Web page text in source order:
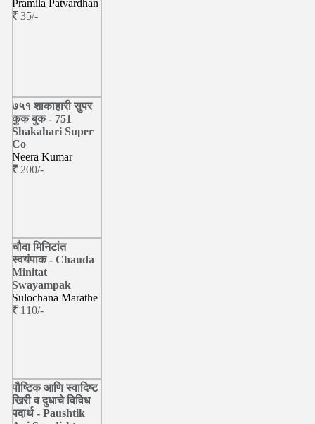
Pramila Patvardhan
35/-
७५१ शाकाहारी सुपर
कुक बुक - 751
Shakahari Super
Co
Neera Kumar
200/-
चौदा मिनिटांत
स्वयंपाक - Chauda
Minitat
Swayampak
Sulochana Marathe
110/-
पौष्टिक आणि स्वादिष्ट
खिरी व दुधाचे विविध
पदार्थ - Paushtik